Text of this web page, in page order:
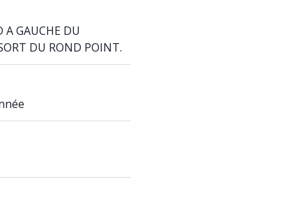
A GAUCHE DU
DU ROND POINT.